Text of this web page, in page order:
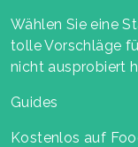
Wählen Sie eine
tolle Vorschläge
nicht ausprobiert
Guides
Kostenlos auf